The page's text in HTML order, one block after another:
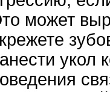
может
укол